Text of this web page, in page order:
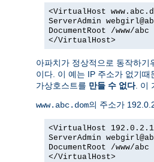
<VirtualHost
ServerAdmin
DocumentRoot /www/abc
</VirtualHost>
아파치가 정상적으로 동작하
이다. 이 예는 IP 주소가 없기
가상호스트를 만들 수 없다. 이
www.abc.dom의 주소가
<VirtualHost
ServerAdmin
DocumentRoot /www/abc
</VirtualHost>